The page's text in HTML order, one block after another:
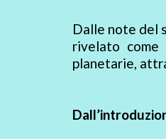
Dalle note del
rivelato come
planetarie,